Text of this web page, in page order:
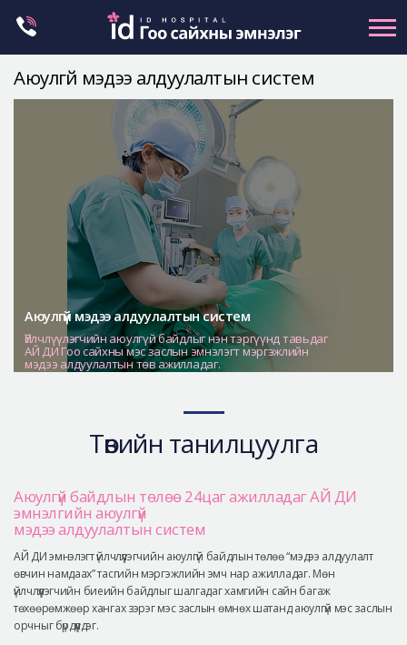
Залуужуулах
Ботокс , филлер
Галбиржуулах
Let Me In
Аюулгүй мэдээ алдуулалтын систем
Аюулгүй мэдээ алдуулалтын систем
Үйлчлүүлэгчийн аюулгүй байдлыг нэн тэргүүнд тавьдаг
АЙ ДИ Гоо сайхны мэс заслын эмнэлэгт мэргэжлийн
мэдээ алдуулалтын төв ажилладаг.
Төвийн танилцуулга
Аюулгүй байдлын төлөө 24цаг ажилладаг АЙ ДИ
эмнэлгийн аюулгүй
мэдээ алдуулалтын систем
АЙ ДИ эмнэлэгт үйлчлүүлэгчийн аюулгүй байдлын төлөө “мэдээ алдуулалт
өвчин намдаах” тасгийн мэргэжлийн эмч нар ажилладаг. Мөн
үйлчлүүлэгчийн биеийн байдлыг шалгадаг хамгийн сайн багаж
төхөөрөмжөөр хангах зэрэг мэс заслын өмнөх шатанд аюулгүй мэс заслын
орчныг бүрдүүлдэг.